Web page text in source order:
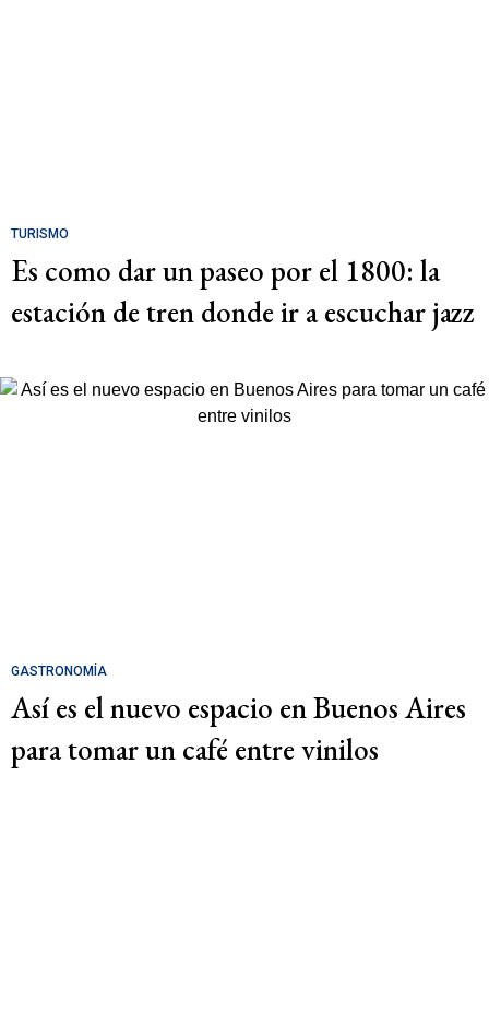
TURISMO
Es como dar un paseo por el 1800: la
estación de tren donde ir a escuchar jazz
GASTRONOMÍA
Así es el nuevo espacio en Buenos Aires
para tomar un café entre vinilos